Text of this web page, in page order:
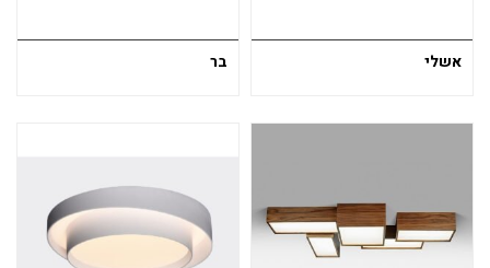
אשלי בר